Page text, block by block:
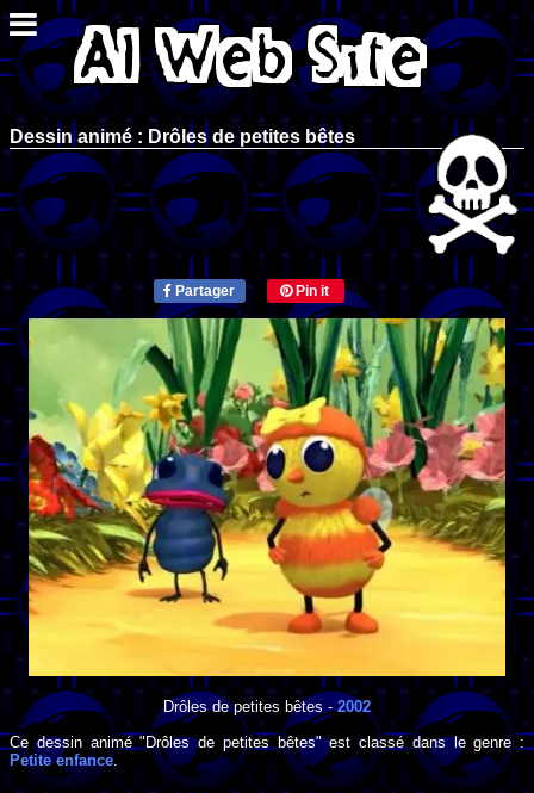
Dessin animé : Drôles de petites bêtes
Partager Pin it
Drôles de petites bêtes - 2002
Ce dessin animé "Drôles de petites bêtes" est classé dans le genre :
Petite enfance.